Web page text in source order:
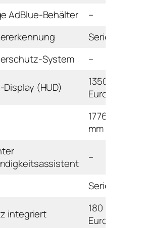
AdBlue-Behälter
–
Serie
System
–
(HUD)
1350
Euro
1776
mm
–
Serie
integriert
180
Euro